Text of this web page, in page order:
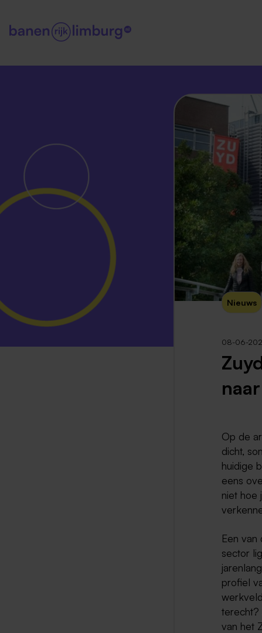
Nieuws
08-06-
Op de
dicht,
huidige
eens
niet hoe
Een
sector
profiel
terecht?
van het